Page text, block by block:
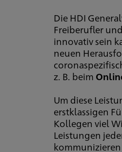
Die HDI
Freiberufler
innovativ sein
neuen
z. B. beim
Um diese
erstklassigen
Kollegen viel
Leistungen